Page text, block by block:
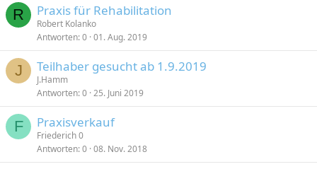
R Praxis für Rehabilitation
Robert Kolanko
Antworten 0 01. Aug. 2019
J Teilhaber gesucht ab 1.9.2019
J.Hamm
Antworten 0 25. Juni 2019
F Praxisverkauf
Friederich 0
Antworten 0 08. Nov. 2018